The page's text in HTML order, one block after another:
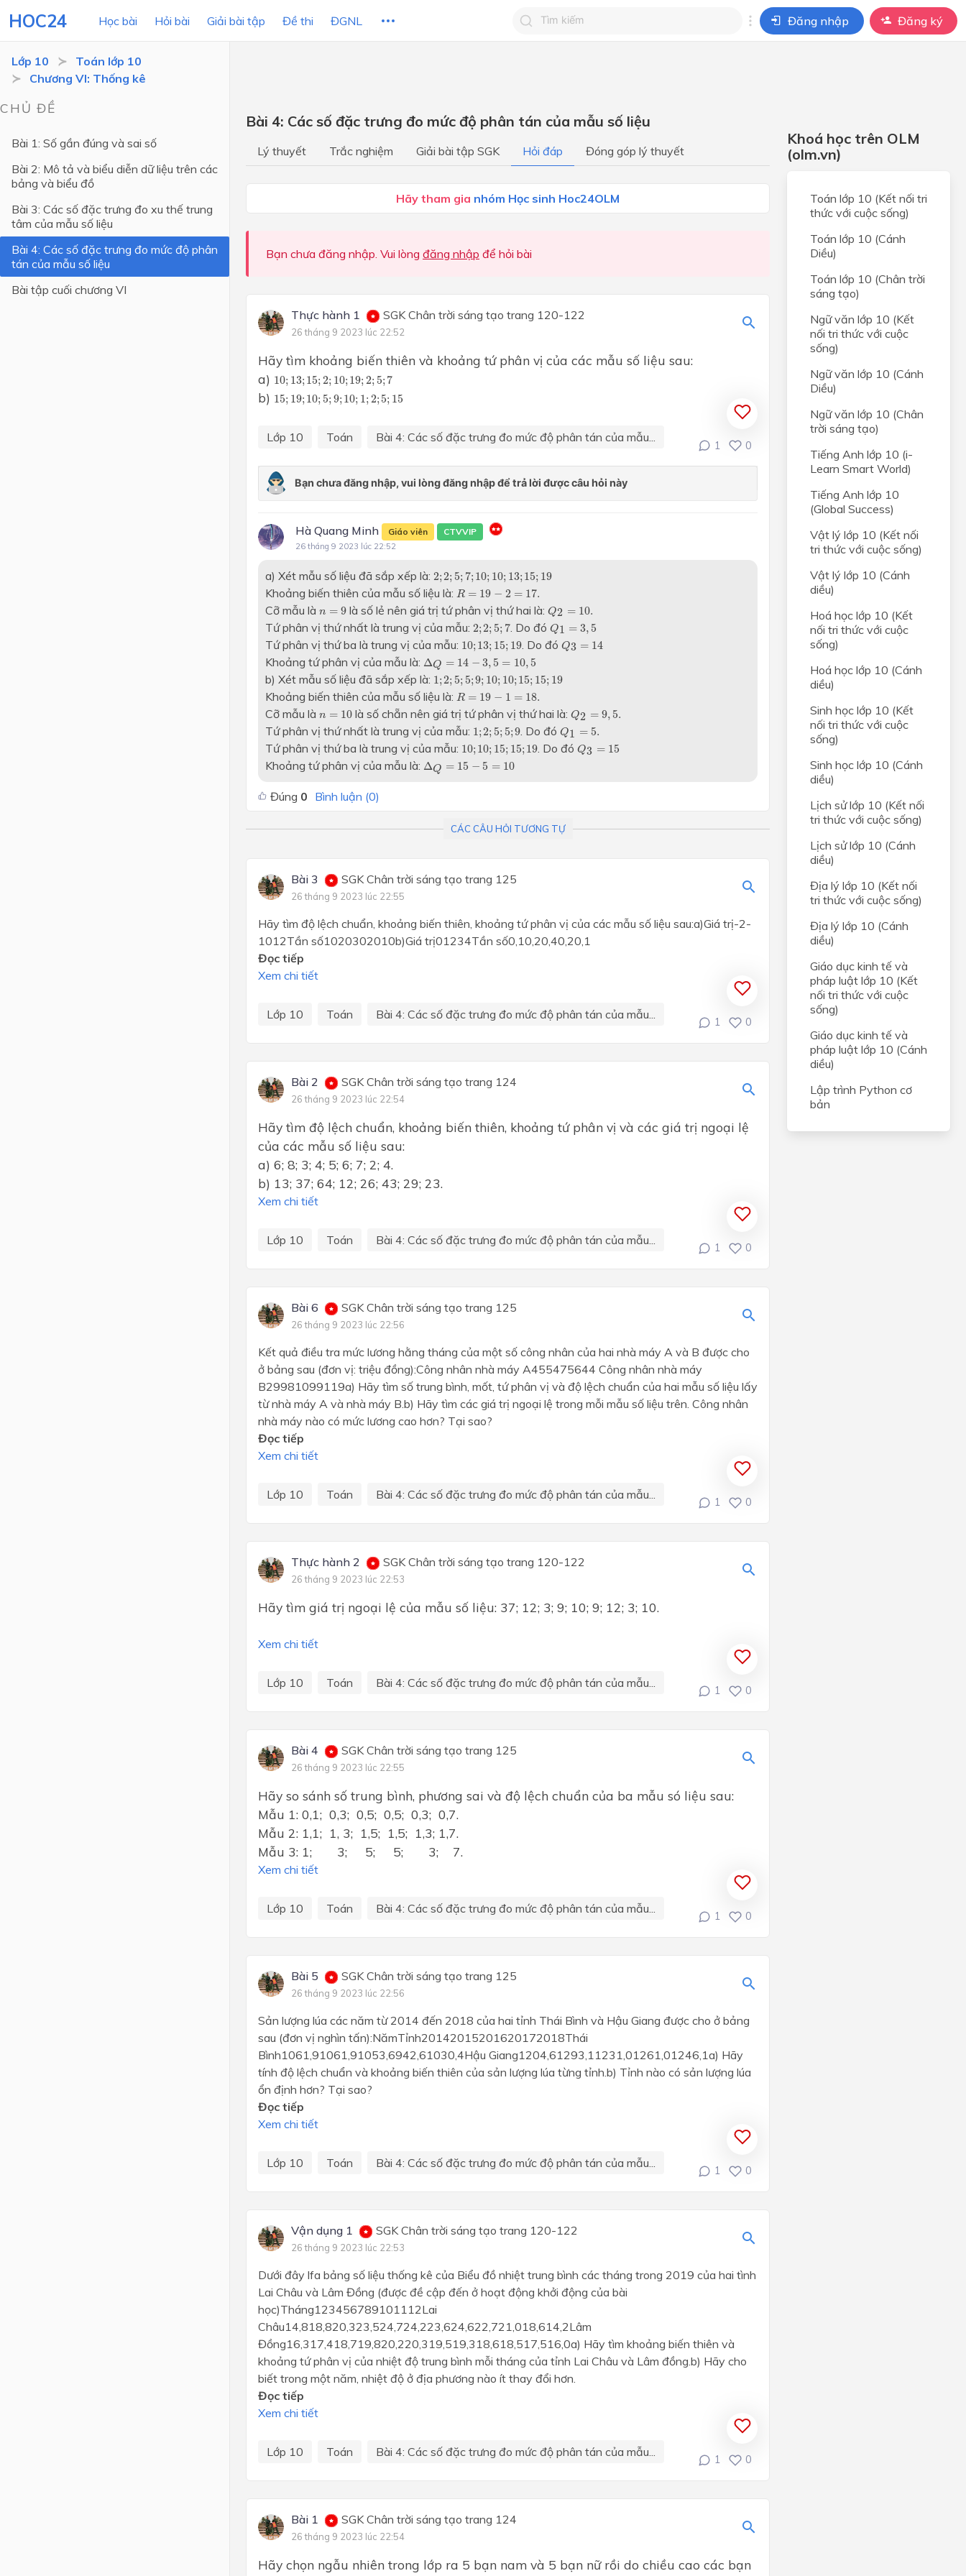
HOC24 Học bài Hỏi bài Giải bài tập Đề thi ĐGNL Đăng nhập Đăng ký
Lớp 12
Lớp 11
Lớp 10
Lớp 9
Lớp 8
Lớp 7
Lớp 6
Tập hợp
Chương I: Mệnh đề và tập hợp
Chương II: Bất phương trình và
Chương II: Bất phương trình và
Chương II: Bất phương trình và
VÀ BẬC HAI
Chương III: Hàm số và đồ thị
Chương III: Hệ thức lượng trong
Chương III: Hàm số bậc hai và đồ
Chương 3: PHƯƠNG TRÌNH, HỆ
PHƯƠNG TRÌNH
Chương IV: Hệ thức lượng trong
tam giác. Vectơ
Chương IV: Vectơ
Chương IV: Hệ thức lượng trong
tam giác
Chương 4: BẤT ĐẲNG THỨC,
BẤT PHƯƠNG TRÌNH
Chương V: Đại số tổ hợp
Chương V: Vectơ
Lớp 10
Toán lớp 10
Chương VI: Thống kê
CHỦ ĐỀ
Bài 1: Số gần đúng và sai số
Bài 2: Mô tả và biểu diễn dữ liệu trên các
bảng và biểu đồ
Bài 3: Các số đặc trưng đo xu thế trung
tâm của mẫu số liệu
Bài 4: Các số đặc trưng đo mức độ phân
tán của mẫu số liệu
Bài tập cuối chương VI
Bài 4: Các số đặc trưng đo mức độ phân tán của mẫu số liệu
Lý thuyết Trắc nghiệm Giải bài tập SGK Hỏi đáp Đóng góp lý thuyết
Hãy tham gia nhóm Học sinh Hoc24OLM
Bạn chưa đăng nhập. Vui lòng đăng nhập để hỏi bài
Thực hành 1 SGK Chân trời sáng tạo trang 120-122
26 tháng 9 2023 lúc 22:52
Hãy tìm khoảng biến thiên và khoảng tứ phân vị của các mẫu số liệu sau:
a) 10; 13;15;2; 10;19;2;5;7
10 13 15 2 10 19 2; 5; 7
b) 15; 19;10;5;9;10; 1;2;5; 15
15 19 10 5 9; 10; 1 ; 2;5;15
Lớp 10 Toán Bài 4: Các số đặc trưng đo mức độ phân tán của mẫu...
1 0
Hà Quang Minh Giáo viên CTVVIP
26 tháng 9 2023 lúc 22:52
a) Xét mẫu số liệu đã sắp xếp là: 2;2; 5; 7;10; 10; 13;15; 19
2; 2; 5;7;10;10;13;15;19
Khoảng biến thiên của mẫu số liệu là: R = 19 − 2 = 17.
R= 19− =17.
Cỡ mẫu là n = 9
n là số lẻ nên giá trị tứ phân vị thứ hai là:Q2 = 10.
Q2
10.
Tứ phân vị thứ nhất là trung vị của mẫu: 2;2; 5; 7
2; 2; 5;7. Do đó Q1 = 3, 5
Q1 ,5
Tứ phân vị thứ ba là trung vị của mẫu: 10;13; 15; 19
10 13 15 19. Do đó Q3 = 14
Q3
14
Khoảng tứ phân vị của mẫu là: ΔQ = 14 − 3, 5 = 10, 5
Δ Q= 14 − 5= 10
5
b) Xét mẫu số liệu đã sắp xếp là: 1;2; 5; 5;9; 10; 10;15; 15; 19
1; 2; 5;5;9;10;10;15;15;19
Khoảng biến thiên của mẫu số liệu là: R = 19 − 1 = 18.
R=19− =18.
Cỡ mẫu là n = 10
n =10 là số chẵn nên giá trị tứ phân vị thứ hai là:Q2 = 9, 5.
Q2 ,5.
Tứ phân vị thứ nhất là trung vị của mẫu: 1;2; 5; 5;9
1; 2; 5;5;9 . Do đóQ1 = 5.
Q1
5.
Tứ phân vị thứ ba là trung vị của mẫu: 10;10; 15; 15;19
10 10 15 15 ;19. Do đóQ3 = 15
Q3
15
Khoảng tứ phân vị của mẫu là: ΔQ = 15 − 5 = 10
Δ Q= 15 − 10
Đúng 0 Bình luận (0)
CÁC CÂU HỎI TƯƠNG TỰ
Bài 3 SGK Chân trời sáng tạo trang 125
26 tháng 9 2023 lúc 22:55
Hãy tìm độ lệch chuẩn, khoảng biến thiên, khoảng tứ phân vị của các mẫu số liệu sau:a)Giá trị-2-
1012Tần số1020302010b)Giá trị01234Tần số0,10,20,40,20,1
Đọc tiếp
Xem chi tiết
Lớp 10 Toán Bài 4: Các số đặc trưng đo mức độ phân tán của mẫu...
1 0
Bài 2 SGK Chân trời sáng tạo trang 124
26 tháng 9 2023 lúc 22:54
Hãy tìm độ lệch chuẩn, khoảng biến thiên, khoảng tứ phân vị và các giá trị ngoại lệ
của các mẫu số liệu sau:
a) 6; 8; 3; 4; 5; 6; 7; 2; 4.
b) 13; 37; 64; 12; 26; 43; 29; 23.
Xem chi tiết
Lớp 10 Toán Bài 4: Các số đặc trưng đo mức độ phân tán của mẫu...
1 0
Bài 6 SGK Chân trời sáng tạo trang 125
26 tháng 9 2023 lúc 22:56
Kết quả điều tra mức lương hằng tháng của một số công nhân của hai nhà máy A và B được cho
ở bảng sau (đơn vị: triệu đồng):Công nhân nhà máy A455475644 Công nhân nhà máy
B29981099119a) Hãy tìm số trung bình, mốt, tứ phân vị và độ lệch chuẩn của hai mẫu số liệu lấy
từ nhà máy A và nhà máy B.b) Hãy tìm các giá trị ngoại lệ trong mỗi mẫu số liệu trên. Công nhân
nhà máy nào có mức lương cao hơn? Tại sao?
Đọc tiếp
Xem chi tiết
Lớp 10 Toán Bài 4: Các số đặc trưng đo mức độ phân tán của mẫu...
1 0
Thực hành 2 SGK Chân trời sáng tạo trang 120-122
26 tháng 9 2023 lúc 22:53
Hãy tìm giá trị ngoại lệ của mẫu số liệu: 37; 12; 3; 9; 10; 9; 12; 3; 10.
Xem chi tiết
Lớp 10 Toán Bài 4: Các số đặc trưng đo mức độ phân tán của mẫu...
1 0
Bài 4 SGK Chân trời sáng tạo trang 125
26 tháng 9 2023 lúc 22:55
Hãy so sánh số trung bình, phương sai và độ lệch chuẩn của ba mẫu só liệu sau:
Mẫu 1: 0,1; 0,3; 0,5; 0,5; 0,3; 0,7.
Mẫu 2: 1,1; 1, 3; 1,5; 1,5; 1,3; 1,7.
Mẫu 3: 1; 3; 5; 5; 3; 7.
Xem chi tiết
Lớp 10 Toán Bài 4: Các số đặc trưng đo mức độ phân tán của mẫu...
1 0
Bài 5 SGK Chân trời sáng tạo trang 125
26 tháng 9 2023 lúc 22:56
Sản lượng lúa các năm từ 2014 đến 2018 của hai tỉnh Thái Bình và Hậu Giang được cho ở bảng
sau (đơn vị nghìn tấn):NămTỉnh20142015201620172018Thái
Bình1061,91061,91053,6942,61030,4Hậu Giang1204,61293,11231,01261,01246,1a) Hãy
tính độ lệch chuẩn và khoảng biến thiên của sản lượng lúa từng tỉnh.b) Tỉnh nào có sản lượng lúa
ổn định hơn? Tại sao?
Đọc tiếp
Xem chi tiết
Lớp 10 Toán Bài 4: Các số đặc trưng đo mức độ phân tán của mẫu...
1 0
Vận dụng 1 SGK Chân trời sáng tạo trang 120-122
26 tháng 9 2023 lúc 22:53
Dưới đây lfa bảng số liệu thống kê của Biểu đồ nhiệt trung bình các tháng trong 2019 của hai tình
Lai Châu và Lâm Đồng (được đề cập đến ở hoạt động khởi động của bài
học)Tháng123456789101112Lai
Châu14,818,820,323,524,724,223,624,622,721,018,614,2Lâm
Đồng16,317,418,719,820,220,319,519,318,618,517,516,0a) Hãy tìm khoảng biến thiên và
khoảng tứ phân vị của nhiệt độ trung bình mỗi tháng của tỉnh Lai Châu và Lâm đồng.b) Hãy cho
biết trong một năm, nhiệt độ ở địa phương nào ít thay đổi hơn.
Đọc tiếp
Xem chi tiết
Lớp 10 Toán Bài 4: Các số đặc trưng đo mức độ phân tán của mẫu...
1 0
Bài 1 SGK Chân trời sáng tạo trang 124
26 tháng 9 2023 lúc 22:54
Hãy chọn ngẫu nhiên trong lớp ra 5 bạn nam và 5 bạn nữ rồi do chiều cao các bạn
Khoá học trên OLM
(olm.vn)
Toán lớp 10 (Kết nối tri
thức với cuộc sống)
Toán lớp 10 (Cánh
Diều)
Toán lớp 10 (Chân trời
sáng tạo)
Ngữ văn lớp 10 (Kết
nối tri thức với cuộc
sống)
Ngữ văn lớp 10 (Cánh
Diều)
Ngữ văn lớp 10 (Chân
trời sáng tạo)
Tiếng Anh lớp 10 (i-
Learn Smart World)
Tiếng Anh lớp 10
(Global Success)
Vật lý lớp 10 (Kết nối
tri thức với cuộc sống)
Vật lý lớp 10 (Cánh
diều)
Hoá học lớp 10 (Kết
nối tri thức với cuộc
sống)
Hoá học lớp 10 (Cánh
diều)
Sinh học lớp 10 (Kết
nối tri thức với cuộc
sống)
Sinh học lớp 10 (Cánh
diều)
Lịch sử lớp 10 (Kết nối
tri thức với cuộc sống)
Lịch sử lớp 10 (Cánh
diều)
Địa lý lớp 10 (Kết nối
tri thức với cuộc sống)
Địa lý lớp 10 (Cánh
diều)
Giáo dục kinh tế và
pháp luật lớp 10 (Kết
nối tri thức với cuộc
sống)
Giáo dục kinh tế và
pháp luật lớp 10 (Cánh
diều)
Lập trình Python cơ
bản